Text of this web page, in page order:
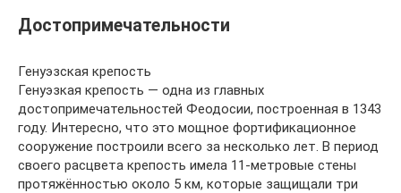
Достопримечательности
Генуэзская крепость
Генуэзкая крепость — одна из главных
достопримечательностей Феодосии, построенная в 1343
году. Интересно, что это мощное фортификационное
сооружение построили всего за несколько лет. В период
своего расцвета крепость имела 11-метровые стены
протяжённостью около 5 км, которые защищали три